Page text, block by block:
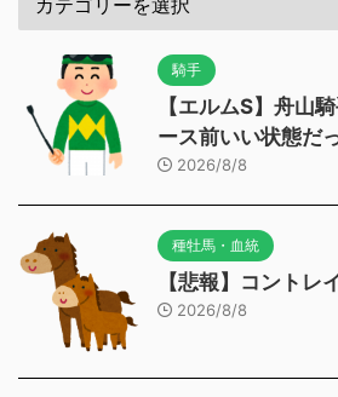
騎手
【エルムS】舟山
ース前いい状態だ
2026/8/8
種牡馬・血統
【悲報】コントレ
2026/8/8